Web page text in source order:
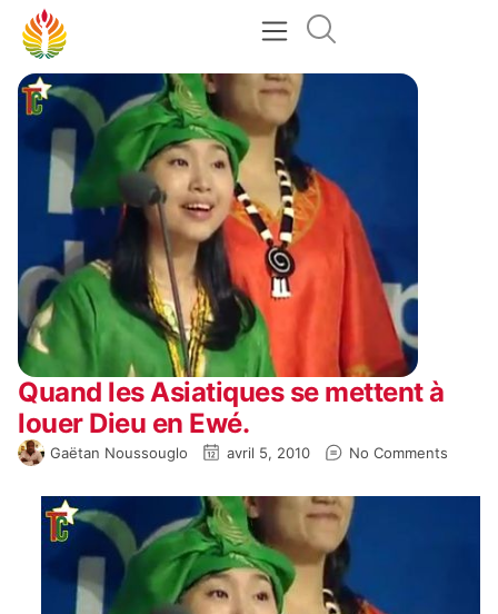
Quand les Asiatiques se mettent à
louer Dieu en Ewé.
Gaëtan Noussouglo avril 5, 2010 No Comments